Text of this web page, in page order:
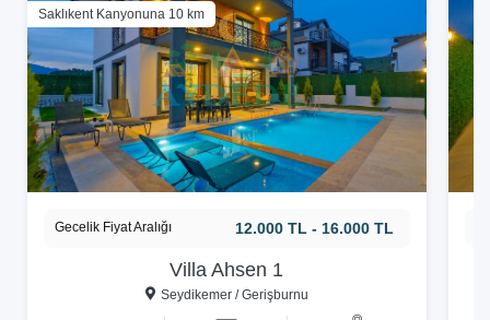
Saklıkent Kanyonuna 10 km
Villa Ahsen 1
Seydikemer / Gerişburnu
Gecelik Fiyat Aralığı 12.000 TL - 16.000 TL